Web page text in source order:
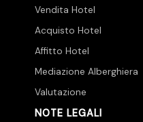
Vendita Hotel
Acquisto Hotel
Affitto Hotel
Mediazione Alberghiera
Valutazione
NOTE LEGALI